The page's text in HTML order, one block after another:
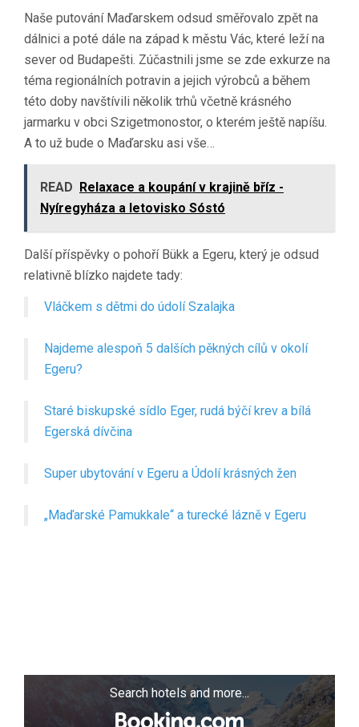
Naše putování Maďarskem odsud směřovalo zpět na
dálnici a poté dále na západ k městu Vác, které leží na
sever od Budapešti. Zúčastnili jsme se zde exkurze na
téma regionálních potravin a jejich výrobců a během
této doby navštívili několik trhů včetně krásného
jarmarku v obci Szigetmonostor, o kterém ještě napíšu.
A to už bude o Maďarsku asi vše…
READ
Relaxace a koupání v krajině bříz -
Nyíregyháza a letovisko Sóstó
Další příspěvky o pohoří Bükk a Egeru, který je odsud
relativně blízko najdete tady:
Vláčkem s dětmi do údolí Szalajka
Najdeme alespoň 5 dalších pěkných cílů v okolí
Egeru?
Staré biskupské sídlo Eger, rudá býčí krev a bílá
Egerská dívčina
Super ubytování v Egeru a Údolí krásných žen
„Maďarské Pamukkale“ a turecké lázně v Egeru
Search hotels and more...